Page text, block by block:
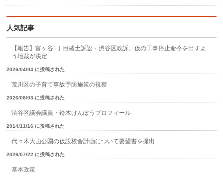
人気記事
【報告】富ヶ谷1丁目盛土訴訟・渋谷区敗訴。仮の工事停止命令を出すよ
う地裁が決定
2026/04/04 に投稿された
荒川区の子育て事故予防施策の視察
2026/08/03 に投稿された
渋谷区議会議員・鈴木けんぽうプロフィール
2014/11/16 に投稿された
代々木大山公園の仮設校舎計画について要望書を提出
2026/07/22 に投稿された
基本政策